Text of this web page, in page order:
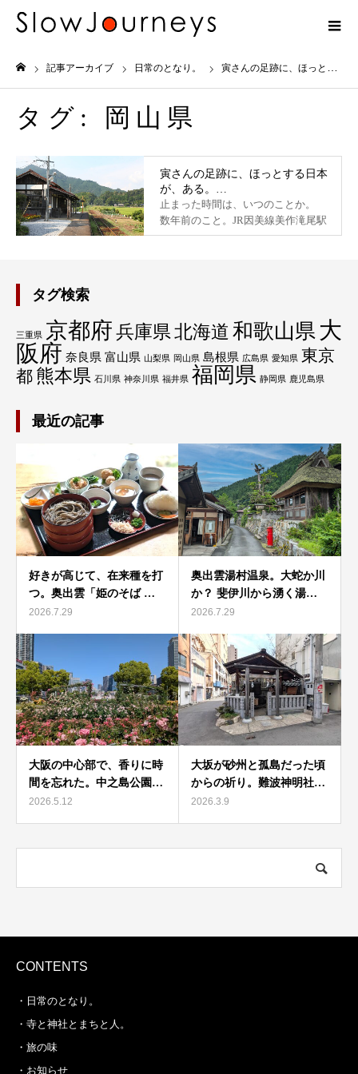
記事アーカイブ 日常のとなり。 寅さんの足跡に、ほっとする日本が、ある。美作滝尾駅
タグ: 岡山県
止まった時間は、いつのことか。
数年前のこと。JR因美線美作滝尾駅
訪ねた。現在も昭和3年（1928）開
タグ検索
三重県 京都府兵庫県北海道 和歌山県 大
阪府 奈良県 富山県 山梨県 岡山県 島根県 広島県 愛知県 東京
都 熊本県 石川県 神奈川県 福井県 福岡県 静岡県 鹿児島県
最近の記事
好きが高じて、在来種を打
つ。奥出雲「姫のそば …
2026.7.29
奥出雲湯村温泉。大蛇か川
か？ 斐伊川から湧く湯…
2026.7.29
大阪の中心部で、香りに時
間を忘れた。中之島公園…
2026.5.12
大坂が砂州と孤島だった頃
からの祈り。難波神明社…
2026.3.9
CONTENTS
・日常のとなり。
・寺と神社とまちと人。
・旅の味
・お知らせ